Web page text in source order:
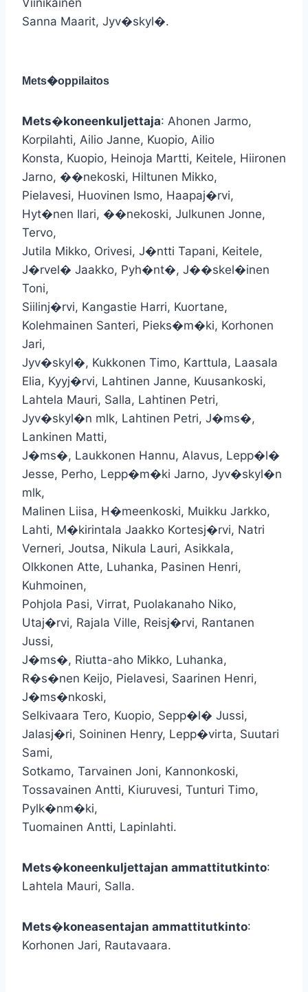
Viinikainen
Sanna Maarit, Jyv�skyl�.
Mets�oppilaitos
Mets�koneenkuljettaja: Ahonen Jarmo,
Korpilahti, Ailio Janne, Kuopio, Ailio
Konsta, Kuopio, Heinoja Martti, Keitele, Hiironen
Jarno, ��nekoski, Hiltunen Mikko,
Pielavesi, Huovinen Ismo, Haapaj�rvi,
Hyt�nen Ilari, ��nekoski, Julkunen Jonne,
Tervo,
Jutila Mikko, Orivesi, J�ntti Tapani, Keitele,
J�rvel� Jaakko, Pyh�nt�, J��skel�inen
Toni,
Siilinj�rvi, Kangastie Harri, Kuortane,
Kolehmainen Santeri, Pieks�m�ki, Korhonen
Jari,
Jyv�skyl�, Kukkonen Timo, Karttula, Laasala
Elia, Kyyj�rvi, Lahtinen Janne, Kuusankoski,
Lahtela Mauri, Salla, Lahtinen Petri,
Jyv�skyl�n mlk, Lahtinen Petri, J�ms�,
Lankinen Matti,
J�ms�, Laukkonen Hannu, Alavus, Lepp�l�
Jesse, Perho, Lepp�m�ki Jarno, Jyv�skyl�n
mlk,
Malinen Liisa, H�meenkoski, Muikku Jarkko,
Lahti, M�kirintala Jaakko Kortesj�rvi, Natri
Verneri, Joutsa, Nikula Lauri, Asikkala,
Olkkonen Atte, Luhanka, Pasinen Henri,
Kuhmoinen,
Pohjola Pasi, Virrat, Puolakanaho Niko,
Utaj�rvi, Rajala Ville, Reisj�rvi, Rantanen
Jussi,
J�ms�, Riutta-aho Mikko, Luhanka,
R�s�nen Keijo, Pielavesi, Saarinen Henri,
J�ms�nkoski,
Selkivaara Tero, Kuopio, Sepp�l� Jussi,
Jalasj�ri, Soininen Henry, Lepp�virta, Suutari
Sami,
Sotkamo, Tarvainen Joni, Kannonkoski,
Tossavainen Antti, Kiuruvesi, Tunturi Timo,
Pylk�nm�ki,
Tuomainen Antti, Lapinlahti.
Mets�koneenkuljettajan ammattitutkinto:
Lahtela Mauri, Salla.
Mets�koneasentajan ammattitutkinto:
Korhonen Jari, Rautavaara.